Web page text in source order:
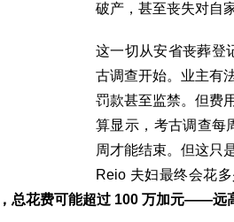
破产，甚至丧失对自
这一切从安省丧葬登
古调查开始。业主有
罚款甚至监禁。但费
算显示，考古调查每
周才能结束。但这只
Reio 夫妇最终会花
总花费可能超过 100 万加元——远